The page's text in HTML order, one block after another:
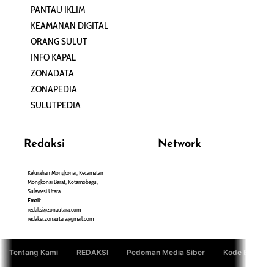
PANTAU IKLIM
KEAMANAN DIGITAL
ORANG SULUT
INFO KAPAL
ZONADATA
ZONAPEDIA
SULUTPEDIA
Redaksi
Kelurahan Mongkonai, Kecamatan
Mongkonai Barat, Kotamobagu,
Sulawesi Utara
Email:
redaksi@zonautara.com
redaksi.zonautara@gmail.com
Network
Tentang Kami REDAKSI Pedoman Media Siber Kode Etik